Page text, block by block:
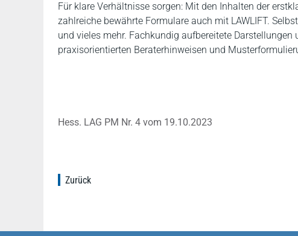
Für klare Verhältnisse sorgen: Mit den Inhalten der
zahlreiche bewährte Formulare auch mit LAWLIFT.
und vieles mehr. Fachkundig aufbereitete
praxisorientierten Beraterhinweisen und
Hess. LAG PM Nr. 4 vom 19.10.2023
Zurück